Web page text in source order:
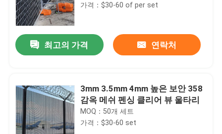
집
가격：$30-60 of per set
최고의 가격 연락처
3mm 3.5mm 4mm 높은 보안 358
감옥 메쉬 펜싱 클리어 뷰 울타리
MOQ：50개 세트
가격：$30-60 set